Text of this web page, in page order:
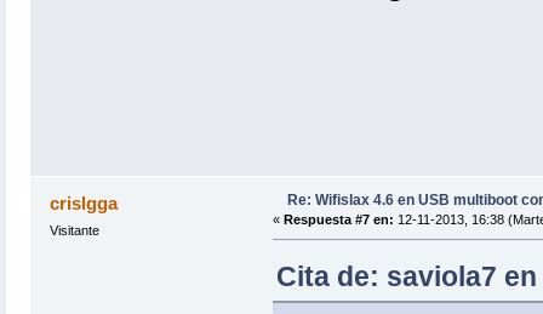
crislgga
Visitante
Re: Wifislax 4.6 en USB multiboot
« Respuesta #7 en: 12-11-2013, 16:38
Cita de: saviola7